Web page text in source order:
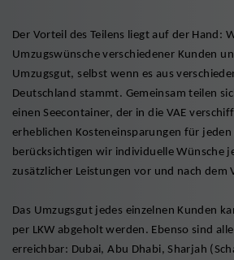
Der Vorteil des Teilens liegt auf der Hand:
Umzugswünsche verschiedener Kunden
Umzugsgut, selbst wenn es aus
Deutschland stammt. Gemeinsam teilen
einen Seecontainer, der in die VAE
erheblichen Kosteneinsparungen für jeden
berücksichtigen wir individuelle Wünsche
zusätzlicher Leistungen vor und nach dem
Das Umzugsgut jedes einzelnen Kunden
per LKW abgeholt werden. Ebenso sind
erreichbar: Dubai, Abu Dhabi, Sharjah